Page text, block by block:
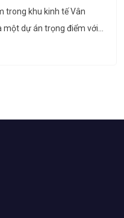
trong khu kinh tế Vân
một dự án trọng điểm với
dự kiến tạo ra khoảng